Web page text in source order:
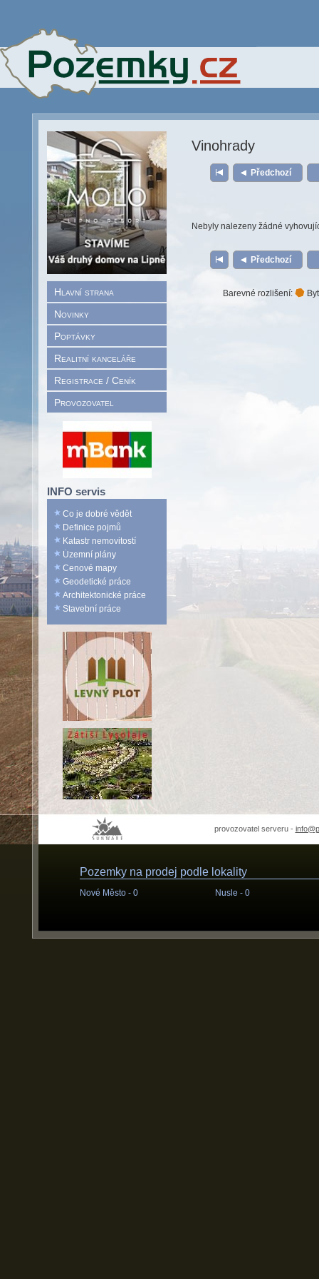
Hlavní strana
Novinky
Poptávky
Realitní kanceláře
Registrace / Ceník
Provozovatel
INFO servis
Co je dobré vědět
Definice pojmů
Katastr nemovitostí
Územní plány
Cenové mapy
Geodetické práce
Architektonické práce
Stavební práce
Vinohrady
Předchozí
Nebyly nalezeny žádné
Předchozí
Barevné rozlišení:
provozovatel serveru -
Pozemky na prodej podle lokality
Nové Město - 0 Nusle - 0